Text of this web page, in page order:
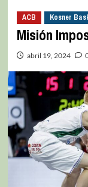
ACB Kosner
Misión
abril 19, 2024